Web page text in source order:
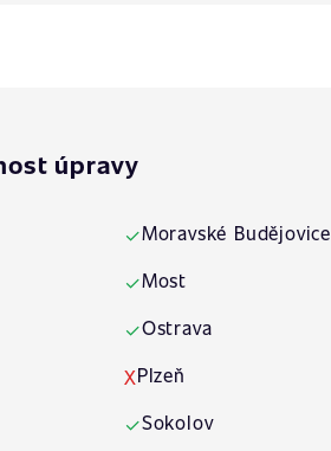
úpravy
✓Moravské Budějovice
✓Most
✓Ostrava
XPlzeň
✓Sokolov